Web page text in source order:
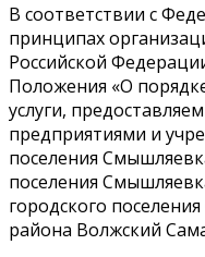
В соответствии с
принципах
Российской
Положения «О
услуги,
предприятиями и
поселения
поселения
городского
района Волжский